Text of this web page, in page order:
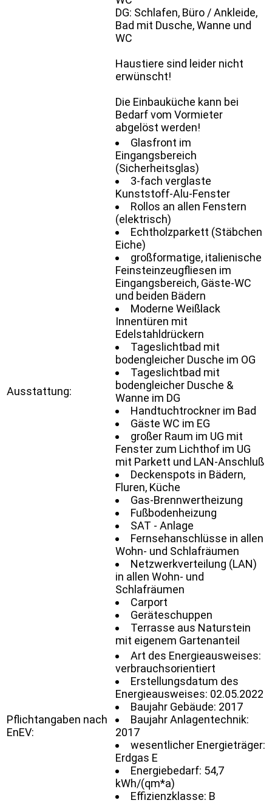
DG: Schlafen, Büro / Ankleide,
Bad mit Dusche, Wanne und
WC
Haustiere sind leider nicht
erwünscht!
Die Einbauküche kann bei
Bedarf vom Vormieter
abgelöst werden!
Ausstattung:
Glasfront im
Eingangsbereich
(Sicherheitsglas)
3-fach verglaste
Kunststoff-Alu-Fenster
Rollos an allen Fenstern
(elektrisch)
Echtholzparkett (Stäbchen
Eiche)
großformatige, italienische
Feinsteinzeugfliesen im
Eingangsbereich, Gäste-WC
und beiden Bädern
Moderne Weißlack
Innentüren mit
Edelstahldrückern
Tageslichtbad mit
bodengleicher Dusche im OG
Tageslichtbad mit
bodengleicher Dusche &
Wanne im DG
Handtuchtrockner im Bad
Gäste WC im EG
großer Raum im UG mit
Fenster zum Lichthof im UG
mit Parkett und LAN-Anschluß
Deckenspots in Bädern,
Fluren, Küche
Gas-Brennwertheizung
Fußbodenheizung
SAT - Anlage
Fernsehanschlüsse in allen
Wohn- und Schlafräumen
Netzwerkverteilung (LAN)
in allen Wohn- und
Schlafräumen
Carport
Geräteschuppen
Terrasse aus Naturstein
mit eigenem Gartenanteil
Pflichtangaben nach
EnEV:
Art des Energieausweises:
verbrauchsorientiert
Erstellungsdatum des
Energieausweises: 02.05.2022
Baujahr Gebäude: 2017
Baujahr Anlagentechnik:
2017
wesentlicher Energieträger:
Erdgas E
Energiebedarf: 54,7
kWh/(qm*a)
Effizienzklasse: B